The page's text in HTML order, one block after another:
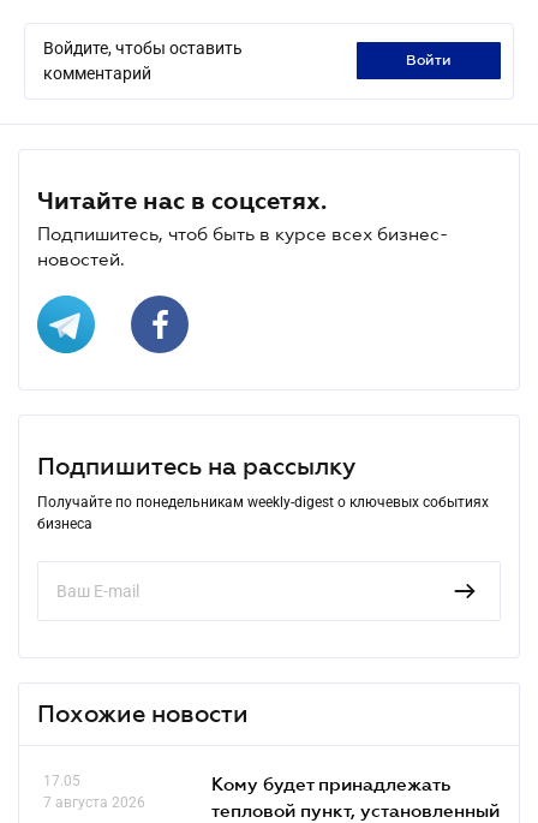
Войдите, чтобы оставить
комментарий
войти
Читайте нас в соцсетях.
Подпишитесь, чтоб быть в курсе всех бизнес-
новостей.
Подпишитесь на рассылку
Получайте по понедельникам weekly-digest о ключевых событиях
бизнеса
Похожие новости
17.05
7 августа 2026
Кому будет принадлежать
тепловой пункт, установленный